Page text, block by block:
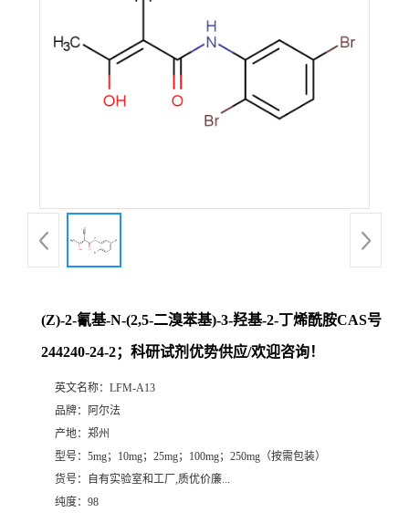
厅(Z)-2-氰基-N-(2,5-二溴苯基)-3-羟基-2-丁烯酰胺CAS号
244240-24-2；科研试剂优势供应/欢迎咨询！
英文名称： LFM-A13
品牌：
阿尔法
产地： 郑州
型号： 5mg；10mg；25mg；100mg；250mg（按需包装）
货号：
自有实验室和工厂,质优价廉...
纯度： 98